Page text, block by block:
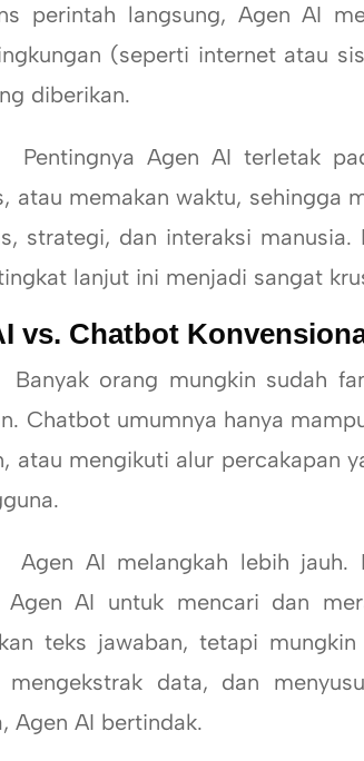
perintah langsung, Agen AI
(seperti internet atau
diberikan.
Agen AI terletak pada
atau memakan waktu, sehingga
strategi, dan interaksi
lanjut ini menjadi sangat
vs. Chatbot
orang mungkin sudah
Chatbot umumnya hanya
atau mengikuti alur percakapan
AI melangkah lebih jauh.
Agen AI untuk mencari dan
teks jawaban, tetapi
mengekstrak data, dan
Agen AI bertindak.